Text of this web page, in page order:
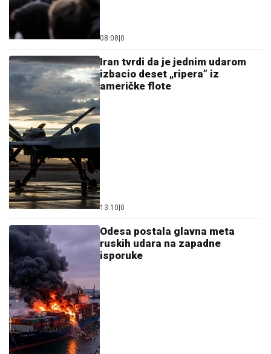
08:08|0
Iran tvrdi da je jednim udarom
izbacio deset „ripera” iz
američke flote
13:10|0
Odesa postala glavna meta
ruskih udara na zapadne
isporuke